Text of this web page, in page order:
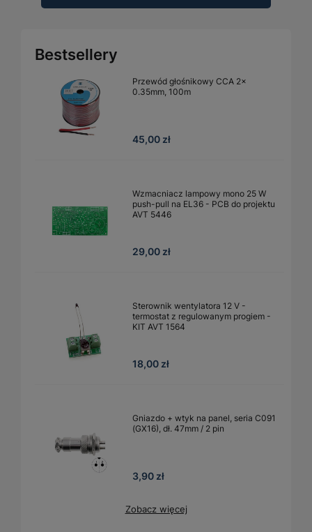
Bestsellery
Przewód głośnikowy CCA 2x
0.35mm, 100m
45,00 zł
Wzmacniacz lampowy mono 25 W
push-pull na EL36 - PCB do projektu
AVT 5446
29,00 zł
Sterownik wentylatora 12 V -
termostat z regulowanym progiem -
KIT AVT 1564
18,00 zł
Gniazdo + wtyk na panel, seria C091
(GX16), dł. 47mm / 2 pin
3,90 zł
Zobacz więcej